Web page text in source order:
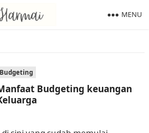
MENU
Budgeting
Budgeting keuangan